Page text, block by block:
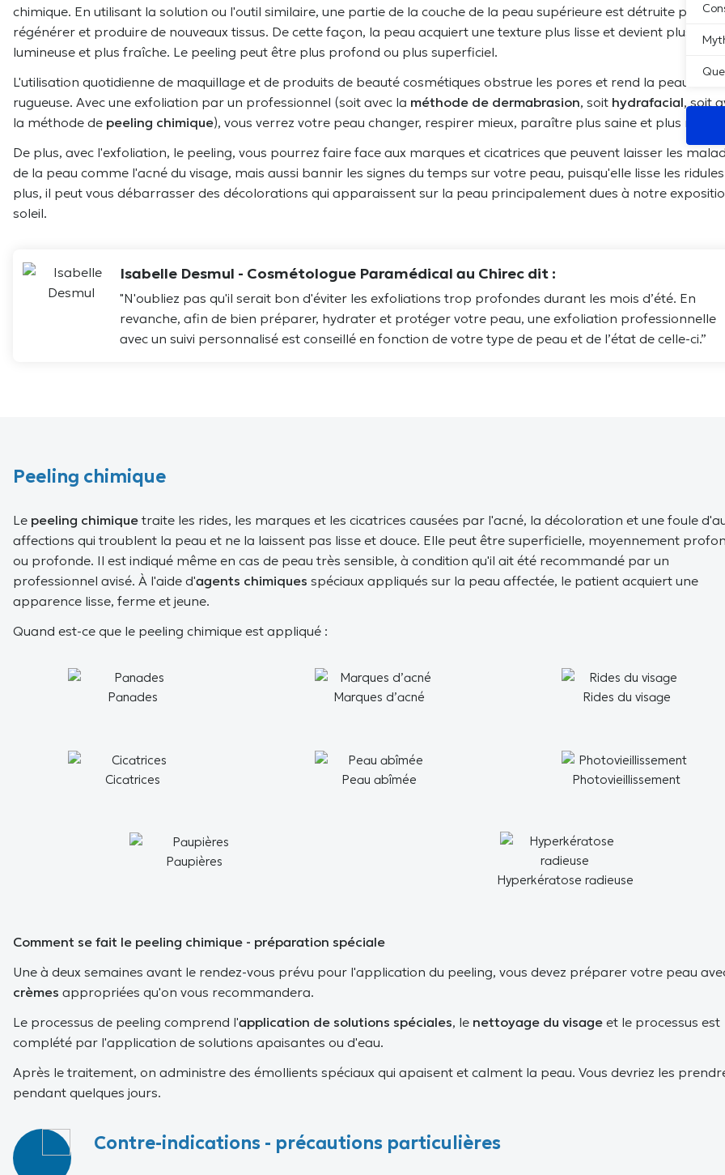
chimique. En utilisant la solution ou l'outil similaire, une partie de la couche de la peau supérieure est détruite pour se
régénérer et produire de nouveaux tissus. De cette façon, la peau acquiert une texture plus lisse et devient plus
lumineuse et plus fraîche. Le peeling peut être plus profond ou plus superficiel.
L'utilisation quotidienne de maquillage et de produits de beauté cosmétiques obstrue les pores et rend la peau
rugueuse. Avec une exfoliation par un professionnel (soit avec la méthode de dermabrasion, soit hydrafacial, soit
la méthode de peeling chimique), vous verrez votre peau changer, respirer mieux, paraître plus saine et plus
De plus, avec l'exfoliation, le peeling, vous pourrez faire face aux marques et cicatrices que peuvent laisser les
de la peau comme l'acné du visage, mais aussi bannir les signes du temps sur votre peau, puisqu'elle lisse les ridules
plus, il peut vous débarrasser des décolorations qui apparaissent sur la peau principalement dues à notre
soleil.
Isabelle Desmul - Cosmétologue Paramédical au Chirec dit :
"N'oubliez pas qu'il serait bon d'éviter les exfoliations trop profondes durant les mois d’été. En
revanche, afin de bien préparer, hydrater et protéger votre peau, une exfoliation professionnelle
avec un suivi personnalisé est conseillé en fonction de votre type de peau et de l’état de celle-ci.”
Peeling chimique
Le peeling chimique traite les rides, les marques et les cicatrices causées par l'acné, la décoloration et une foule
affections qui troublent la peau et ne la laissent pas lisse et douce. Elle peut être superficielle, moyennement
ou profonde. Il est indiqué même en cas de peau très sensible, à condition qu'il ait été recommandé par un
professionnel avisé. À l'aide d'agents chimiques spéciaux appliqués sur la peau affectée, le patient acquiert une
apparence lisse, ferme et jeune.
Quand est-ce que le peeling chimique est appliqué :
Panades Marques d’acné Rides du visage
Cicatrices Peau abîmée Photovieillissement
Paupières
Hyperkératose radieuse
Comment se fait le peeling chimique - préparation spéciale
Une à deux semaines avant le rendez-vous prévu pour l'application du peeling, vous devez préparer votre peau
crèmes appropriées qu'on vous recommandera.
Le processus de peeling comprend l'application de solutions spéciales, le nettoyage du visage et le processus est
complété par l'application de solutions apaisantes ou d'eau.
Après le traitement, on administre des émollients spéciaux qui apaisent et calment la peau. Vous devriez les
pendant quelques jours.
Contre-indications - précautions particulières